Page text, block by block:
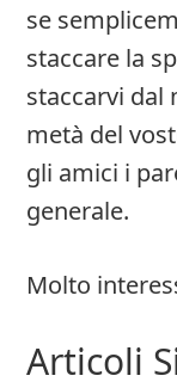
se
staccare la
staccarvi dal
metà del
gli amici i
generale.
Molto
Articoli